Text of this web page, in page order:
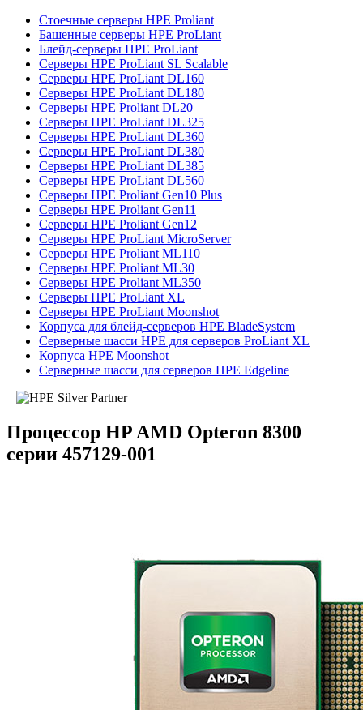
Стоечные серверы HPE Proliant
Башенные серверы HPE ProLiant
Блейд-серверы HPE ProLiant
Серверы HPE ProLiant SL Scalable
Серверы HPE ProLiant DL160
Серверы HPE ProLiant DL180
Серверы HPE Proliant DL20
Серверы HPE ProLiant DL325
Серверы HPE ProLiant DL360
Серверы HPE ProLiant DL380
Серверы HPE ProLiant DL385
Серверы HPE ProLiant DL560
Серверы HPE Proliant Gen10 Plus
Серверы HPE Proliant Gen11
Серверы HPE Proliant Gen12
Серверы HPE ProLiant MicroServer
Серверы HPE Proliant ML110
Серверы HPE Proliant ML30
Серверы HPE Proliant ML350
Серверы HPE ProLiant XL
Серверы HPE ProLiant Moonshot
Корпуса для блейд-серверов HPE BladeSystem
Серверные шасси HPE для серверов ProLiant XL
Корпуса HPE Moonshot
Серверные шасси для серверов HPE Edgeline
Процессор HP AMD Opteron 8300
серии 457129-001